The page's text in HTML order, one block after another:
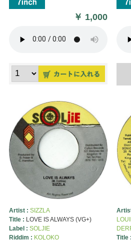
￥ 1,000
Artist : SIZZLA
Title : LOVE IS ALWAYS (VG+)
Label : SOLJIE
Riddim : KOLOKO
Title :